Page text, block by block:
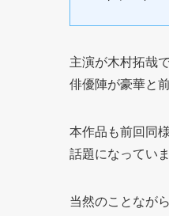
主演が木村拓哉
俳優陣が豪華と
本作品も前回同
話題になっていま
当然のことなが